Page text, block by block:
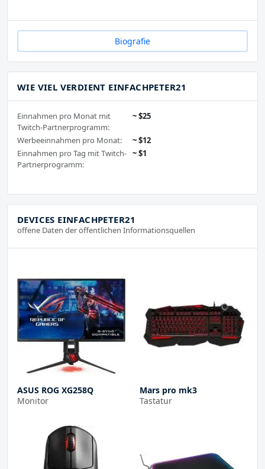
Biografie
WIE VIEL VERDIENT EINFACHPETER21
Einnahmen pro Monat mit
Twitch-Partnerprogramm:
~ $25
Werbeeinnahmen pro Monat:
~ $12
Einnahmen pro Tag mit Twitch-
Partnerprogramm:
~ $1
DEVICES EINFACHPETER21
offene Daten der öffentlichen Informationsquellen
ASUS ROG XG258Q
Monitor
Mars pro mk3
Tastatur